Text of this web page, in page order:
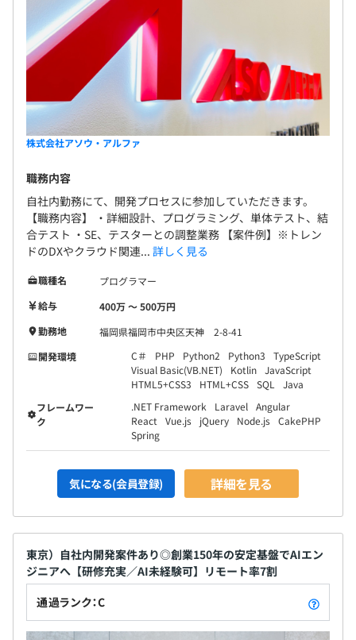
株式会社アソウ・アルファ
職務内容
自社内勤務にて、開発プロセスに参加していただきます。
【職務内容】 ・詳細設計、プログラミング、単体テスト、結
合テスト ・SE、テスターとの調整業務 【案件例】※トレン
ドのDXやクラウド関連... 詳しく見る
職種名
プログラマー
給与
400万 〜 500万円
勤務地
福岡県福岡市中央区天神 2-8-41
開発環境
C＃ PHP Python2 Python3
TypeScript
Visual Basic(VB.NET)
Kotlin JavaScript
HTML5+CSS3
HTML+CSS SQL
Java
フレームワー
ク
.NET Framework Laravel Angular
React
Vue.js jQuery Node.js CakePHP
Spring
気になる(会員登録) 詳細を見る
東京）自社内開発案件あり◎創業150年の安定基盤でAIエン
ジニアへ【研修充実／AI未経験可】リモート率7割
通過ランク：C